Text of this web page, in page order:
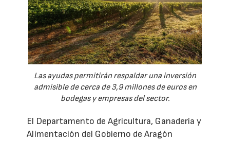
Las ayudas permitirán respaldar una inversión
admisible de cerca de 3,9 millones de euros en
bodegas y empresas del sector.
El Departamento de Agricultura, Ganadería y
Alimentación del Gobierno de Aragón